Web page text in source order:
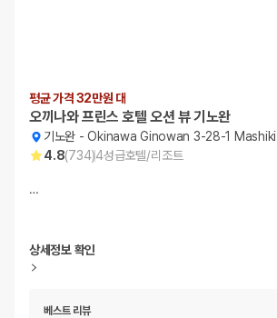
평균 가격 32만원 대
오끼나와 프린스 호텔 오션 뷰 기노완
기노완 -Okinawa Ginowan 3-28-1 Mashiki
4.8(734)4성급호텔/리조트
…
상세정보 확인
베스트 리뷰